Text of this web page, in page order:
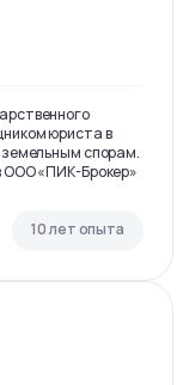
юриста в
спорам.
ООО «ПИК-Брокер»
10 лет опыта